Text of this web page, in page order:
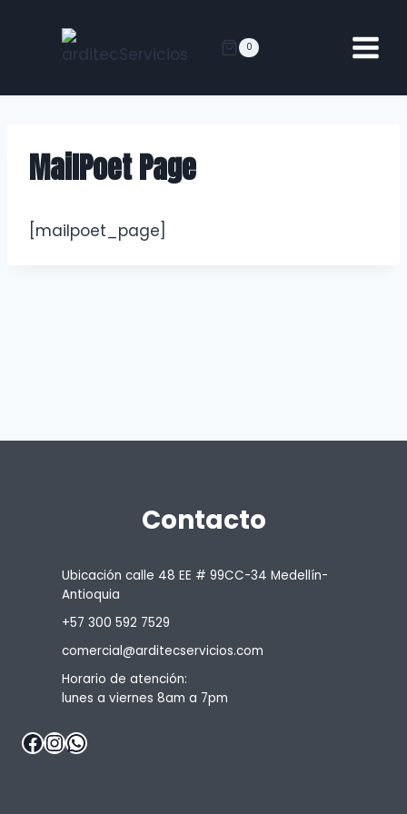
0
MailPoet Page
[mailpoet_page]
Contacto
Ubicación calle 48 EE # 99CC-34 Medellín-
Antioquia
+57 300 592 7529
comercial@arditecservicios.com
Horario de atención:
lunes a viernes 8am a 7pm